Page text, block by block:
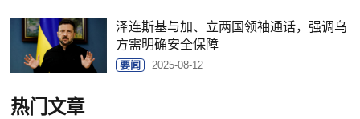
泽连斯基与加、立两国领袖通话，强调乌
方需明确安全保障
要闻 2025-08-12
热门文章